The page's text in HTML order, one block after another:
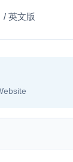
/ 英文版